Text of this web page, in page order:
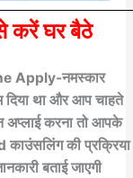
करें घर बैठे
Apply-नमस्कार
दिया था और आप चाहते
अप्लाई करना तो आपके
काउंसलिंग की प्रक्रिया
बताई जाएगी